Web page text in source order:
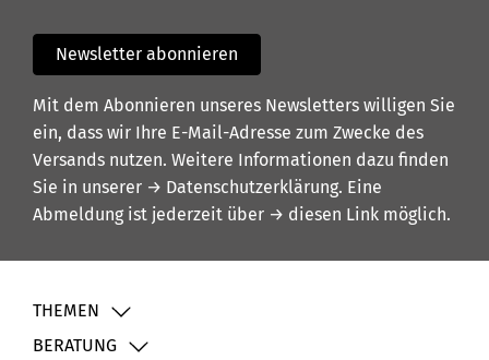
Newsletter abonnieren
Mit dem Abonnieren unseres Newsletters willigen Sie
ein, dass wir Ihre E-Mail-Adresse zum Zwecke des
Versands nutzen. Weitere Informationen dazu finden
Sie in unserer → Datenschutzerklärung. Eine
Abmeldung ist jederzeit über → diesen Link möglich.
THEMEN
BERATUNG